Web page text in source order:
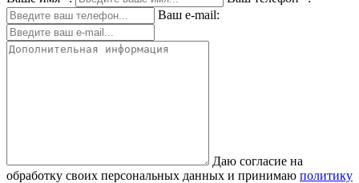
Ваш e-mail:
Даю согласие на
обработку своих персональных данных и принимаю политику